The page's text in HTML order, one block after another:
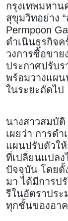
กรุงเทพมหาน
สุขุมวิทอย่าง
Permpoon
ดำเนินธุรกิจ
วงการซื้อขา
ประกาศปรับร
พร้อมวางแผน
ในระยะถัดไป
นางสาวสมบั
เผยว่า การด
แผนปรับตัวใ
ที่เปลี่ยนแปล
ปัจจุบัน โดยตั้
มา ได้มีการป
รีในอัตราปร
ทุกชั้นของอา